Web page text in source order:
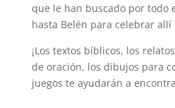
que le han buscado por todo
hasta Belén para celebrar allí
¡Los textos bíblicos, los
de oración, los dibujos para
juegos te ayudarán a